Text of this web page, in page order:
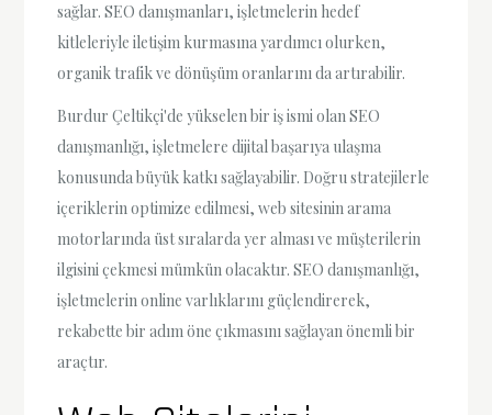
sağlar. SEO danışmanları, işletmelerin hedef
kitleleriyle iletişim kurmasına yardımcı olurken,
organik trafik ve dönüşüm oranlarını da artırabilir.
Burdur Çeltikçi'de yükselen bir iş ismi olan SEO
danışmanlığı, işletmelere dijital başarıya ulaşma
konusunda büyük katkı sağlayabilir. Doğru stratejilerle
içeriklerin optimize edilmesi, web sitesinin arama
motorlarında üst sıralarda yer alması ve müşterilerin
ilgisini çekmesi mümkün olacaktır. SEO danışmanlığı,
işletmelerin online varlıklarını güçlendirerek,
rekabette bir adım öne çıkmasını sağlayan önemli bir
araçtır.